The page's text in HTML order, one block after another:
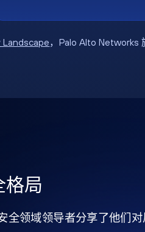
，Palo Alto Networks
格局
全领域领导者分享了他们对